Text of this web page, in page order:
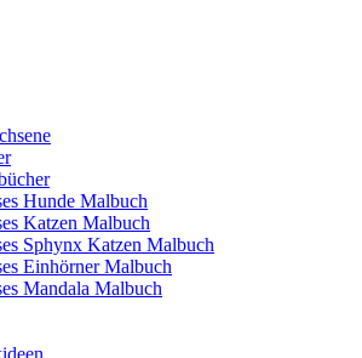
Hunde Malbuch
Katzen Malbuch
Sphynx Katzen Malbuch
Einhörner Malbuch
Mandala Malbuch